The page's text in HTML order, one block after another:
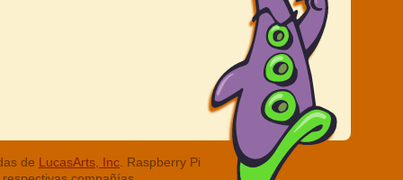
de LucasArts, Inc . Raspberry Pi